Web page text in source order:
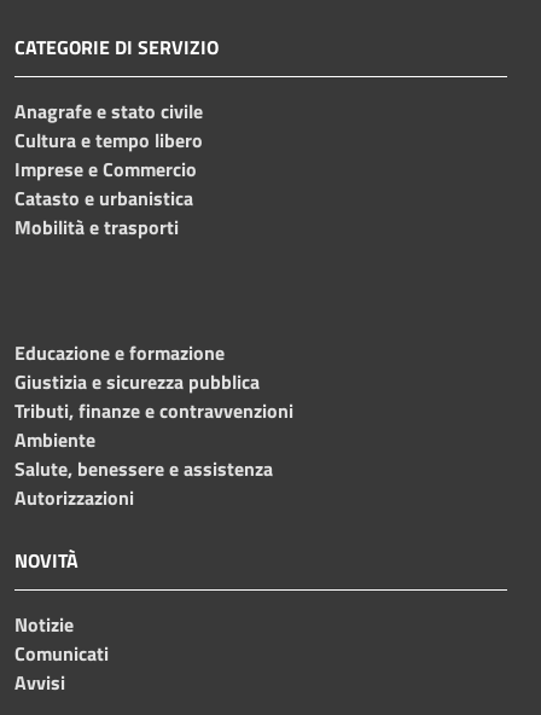
CATEGORIE DI SERVIZIO
Anagrafe e stato civile
Cultura e tempo libero
Imprese e Commercio
Catasto e urbanistica
Mobilità e trasporti
Educazione e formazione
Giustizia e sicurezza pubblica
Tributi, finanze e contravvenzioni
Ambiente
Salute, benessere e assistenza
Autorizzazioni
NOVITÀ
Notizie
Comunicati
Avvisi